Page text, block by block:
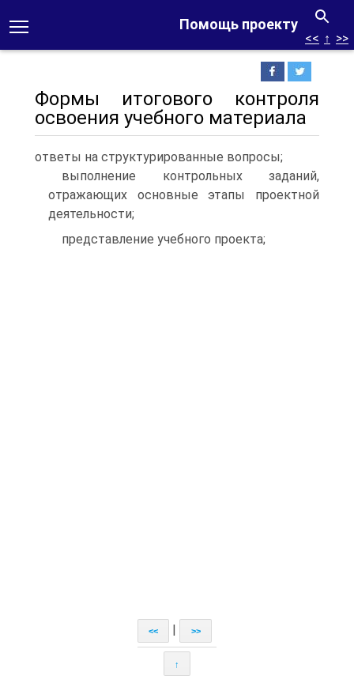
Помощь проекту
<< ↑ >>
Формы итогового контроля
освоения учебного материала
ответы на структурированные вопросы;
выполнение контрольных заданий,
отражающих основные этапы проектной
деятельности;
представление учебного проекта;
<< >>
↑